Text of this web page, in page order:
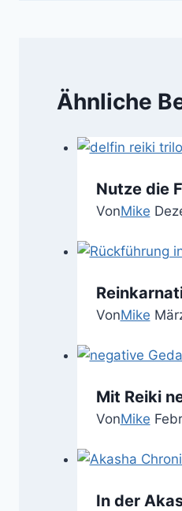
Ähnliche
Nutze die
VonMike
VonMike
Mit Reiki
VonMike
In der